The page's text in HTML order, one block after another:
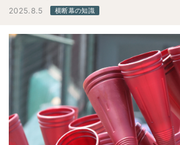
2025.8.5 横断幕の知識